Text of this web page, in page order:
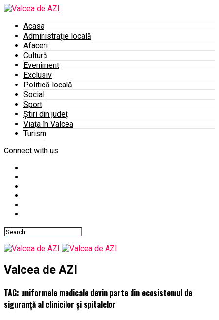
Acasa
Administrație locală
Afaceri
Cultură
Eveniment
Exclusiv
Politică locală
Social
Sport
Știri din județ
Viața în Valcea
Turism
Connect with us
Valcea de AZI
TAG: uniformele medicale devin parte din ecosistemul de
siguranță al clinicilor și spitalelor